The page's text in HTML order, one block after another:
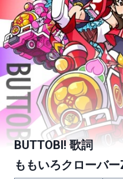
BUTTOBI! 歌詞
ももいろクローバー